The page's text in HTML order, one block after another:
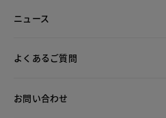
ニュース
よくあるご質問
お問い合わせ